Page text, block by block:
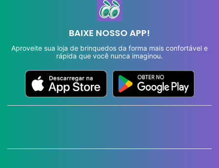
BAIXE NOSSO APP!
Aproveite sua loja de brinquedos da forma mais confortável e
rápida que você nunca imaginou.